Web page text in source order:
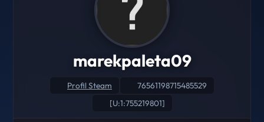
marekpaleta09
Profil Steam
76561198715485529
[U:1:755219801]